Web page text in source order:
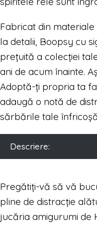
Fabricat din
la detalii, Boopsy cu
prețuită a colecției
ani de acum înainte.
Adoptă-ți propria ta
adaugă o notă de
sărbările tale
Descriere:
Pregătiți-vă să vă
pline de distracție
jucăria amigurumi de